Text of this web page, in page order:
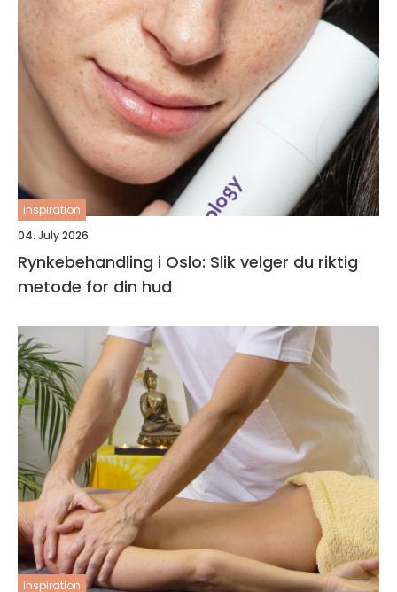
inspiration
04. July 2026
Rynkebehandling i Oslo: Slik velger du riktig
metode for din hud
inspiration